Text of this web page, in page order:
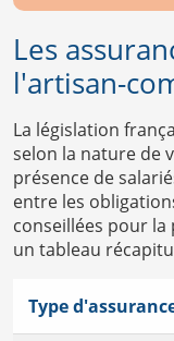
Les
l'artisan-
La législation
selon la nature de
présence de
entre les
conseillées pour
un tableau
Type